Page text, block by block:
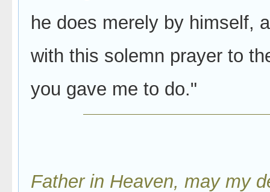
he does merely by himself,
with this solemn prayer to
you gave me to do."
Father in Heaven, may my